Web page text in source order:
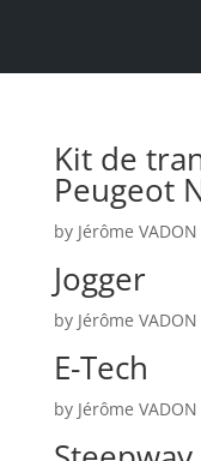
Kit de
Peugeot
by Jérôme VADON
Jogger
by Jérôme VADON
E-Tech
by Jérôme VADON